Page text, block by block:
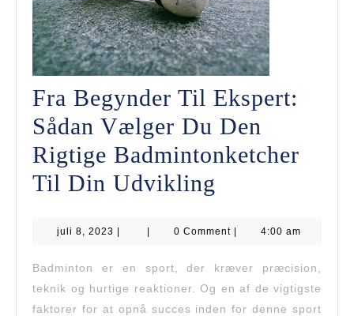
Fra Begynder Til Ekspert:
Sådan Vælger Du Den
Rigtige Badmintonketcher
Til Din Udvikling
Til
Ekspert:
Sådan
juli 8, 2023 juli
| | 0 Comment | 4:00 am
Badminton er en sport, der kræver præcision,
teknik og hurtige reaktioner. Og en af de vigtigste
faktorer for at opnå succes inden for denne sport